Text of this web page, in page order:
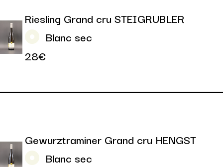
Riesling Grand cru STEIGRUBLER
Blanc sec
28€
Gewurztraminer Grand cru HENGST
Blanc sec